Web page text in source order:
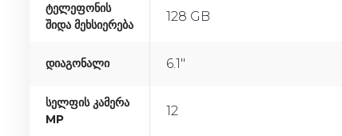
Ტელეფონის
Შიდა Მეხსიერება
128 GB
Დიაგონალი 6.1"
Სელფის Კამერა
MP
12